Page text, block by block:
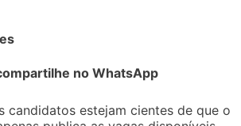
no WhatsApp
candidatos estejam cientes de que o